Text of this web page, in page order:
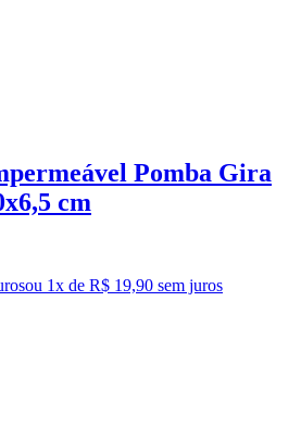
Pomba Gira
cm
ou 1x de R$ 19,90 sem juros